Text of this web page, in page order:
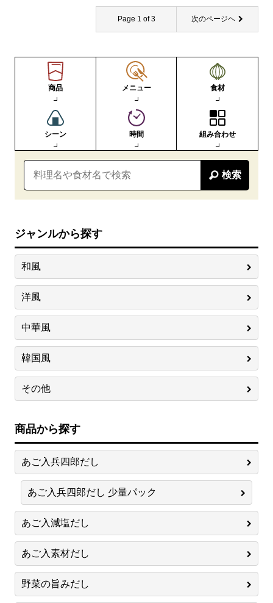
Page 1 of 3 次のページヘ
商品 メニュー 食材
シーン 時間 組み合わせ
検索
ジャンルから探す
和風
洋風
中華風
韓国風
その他
商品から探す
あご入兵四郎だし
あご入兵四郎だし 少量パック
あご入減塩だし
あご入素材だし
野菜の旨みだし